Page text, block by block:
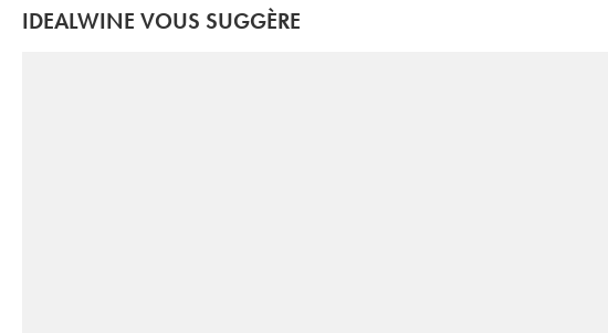
IDEALWINE VOUS SUGGÈRE